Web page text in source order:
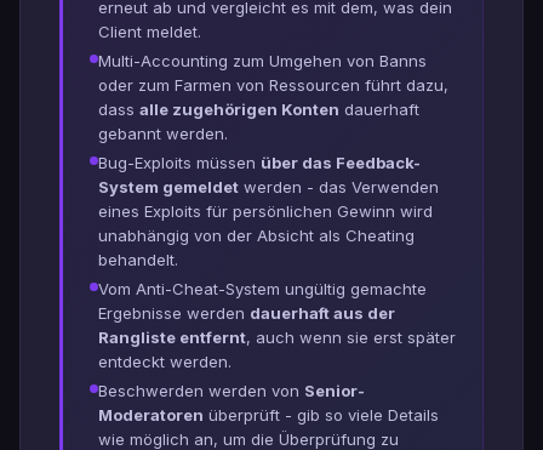
erneut ab und vergleicht es mit dem, was dein
Client meldet.
Multi-Accounting zum Umgehen von Banns
oder zum Farmen von Ressourcen führt dazu,
dass alle zugehörigen Konten dauerhaft
gebannt werden.
Bug-Exploits müssen über das Feedback-
System gemeldet werden - das Verwenden
eines Exploits für persönlichen Gewinn wird
unabhängig von der Absicht als Cheating
behandelt.
Vom Anti-Cheat-System ungültig gemachte
Ergebnisse werden dauerhaft aus der
Rangliste entfernt, auch wenn sie erst später
entdeckt werden.
Beschwerden werden von Senior-
Moderatoren überprüft - gib so viele Details
wie möglich an, um die Überprüfung zu